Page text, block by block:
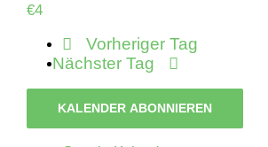
€4
Vorheriger Tag
Nächster Tag
KALENDER ABONNIEREN